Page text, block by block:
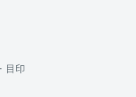
コード(SMS認証)を入
ることなく、簡単に
けます。
目印